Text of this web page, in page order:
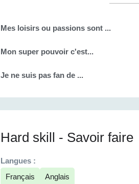
Mes loisirs ou passions sont ...
Mon super pouvoir c'est...
Je ne suis pas fan de ...
Hard skill - Savoir faire
Langues :
Français
Anglais